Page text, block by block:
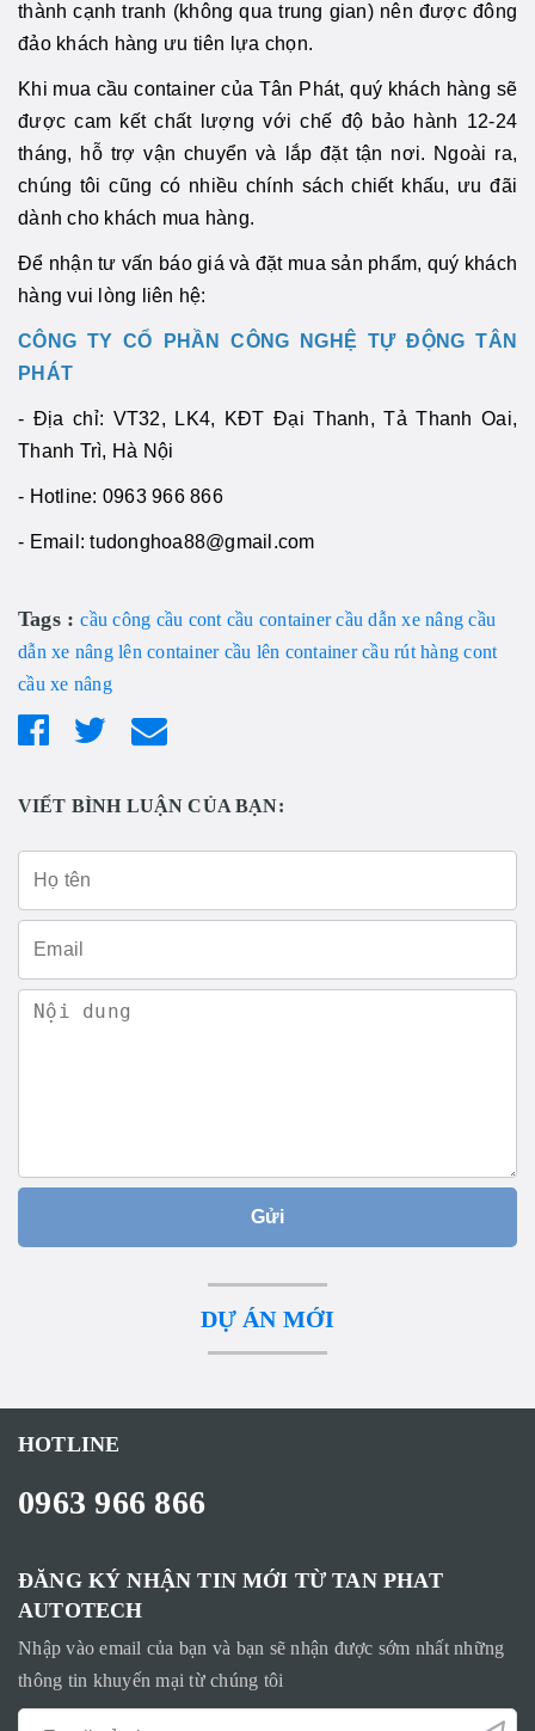
thành cạnh tranh (không qua trung gian) nên được đông
đảo khách hàng ưu tiên lựa chọn.
Khi mua cầu container của Tân Phát, quý khách hàng sẽ
được cam kết chất lượng với chế độ bảo hành 12-24
tháng, hỗ trợ vận chuyển và lắp đặt tận nơi. Ngoài ra,
chúng tôi cũng có nhiều chính sách chiết khấu, ưu đãi
dành cho khách mua hàng.
Để nhận tư vấn báo giá và đặt mua sản phẩm, quý khách
hàng vui lòng liên hệ:
CÔNG TY CỔ PHẦN CÔNG NGHỆ TỰ ĐỘNG TÂN
PHÁT
- Địa chỉ: VT32, LK4, KĐT Đại Thanh, Tả Thanh Oai,
Thanh Trì, Hà Nội
- Hotline: 0963 966 866
- Email: tudonghoa88@gmail.com
Tags :cầu công cầu cont cầu container cầu dẫn xe nâng cầu
dẫn xe nâng lên container cầu lên container cầu rút hàng cont
cầu xe nâng
VIẾT BÌNH LUẬN CỦA BẠN:
Gửi
DỰ ÁN MỚI
HOTLINE
0963 966 866
ĐĂNG KÝ NHẬN TIN MỚI TỪ TAN PHAT
AUTOTECH
Nhập vào email của bạn và bạn sẽ nhận được sớm nhất những
thông tin khuyến mại từ chúng tôi